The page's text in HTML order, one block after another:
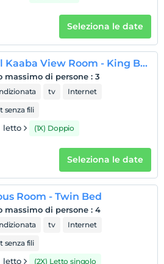
Seleziona le date
Partial Kaaba View Room - King Bed
massimo di persone : 3
tv
Internet
senza fili
letto (1X) Doppio
Seleziona le date
Room - Twin Bed
massimo di persone : 4
tv
Internet
senza fili
letto (2X) Letto singolo